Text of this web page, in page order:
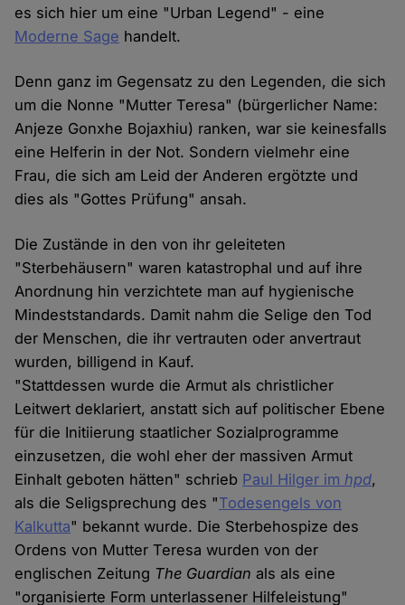
es sich hier um eine "Urban Legend" - eine
Moderne Sage handelt.
Denn ganz im Gegensatz zu den Legenden, die sich
um die Nonne "Mutter Teresa" (bürgerlicher Name:
Anjeze Gonxhe Bojaxhiu) ranken, war sie keinesfalls
eine Helferin in der Not. Sondern vielmehr eine
Frau, die sich am Leid der Anderen ergötzte und
dies als "Gottes Prüfung" ansah.
Die Zustände in den von ihr geleiteten
"Sterbehäusern" waren katastrophal und auf ihre
Anordnung hin verzichtete man auf hygienische
Mindeststandards. Damit nahm die Selige den Tod
der Menschen, die ihr vertrauten oder anvertraut
wurden, billigend in Kauf.
"Stattdessen wurde die Armut als christlicher
Leitwert deklariert, anstatt sich auf politischer Ebene
für die Initiierung staatlicher Sozialprogramme
einzusetzen, die wohl eher der massiven Armut
Einhalt geboten hätten" schrieb Paul Hilger imhpd,
als die Seligsprechung des "Todesengels von
Kalkutta" bekannt wurde. Die Sterbehospize des
Ordens von Mutter Teresa wurden von der
englischen Zeitung The Guardian als als eine
"organisierte Form unterlassener Hilfeleistung"